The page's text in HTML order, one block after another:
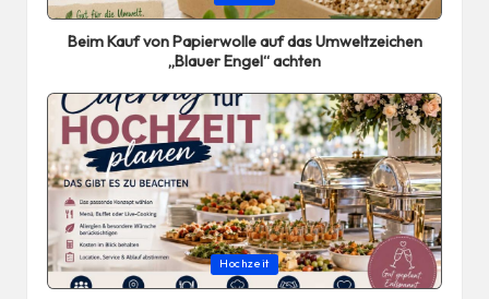
in
Beim Kauf von Papierwolle auf das Umweltzeichen
„Blauer Engel“ achten
Posted
in
Hochzeit